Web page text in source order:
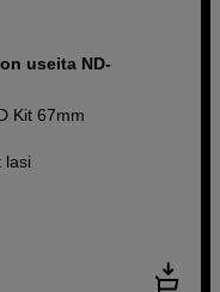
useita ND-
Kit 67mm
lasi